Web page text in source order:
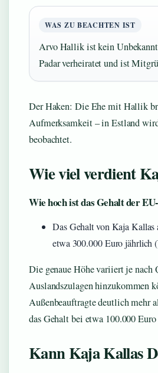
WAS ZU BEACHTEN IST
Arvo Hallik ist kein
Padar verheiratet und ist
Der Haken: Die Ehe mit Hallik
Aufmerksamkeit – in Estland
beobachtet.
Wie viel verdient
Wie hoch ist das Gehalt der
Das Gehalt von Kaja
etwa 300.000 Euro jährlich
Die genaue Höhe variiert je nach
Auslandszulagen hinzukommen
Außenbeauftragte deutlich mehr
das Gehalt bei etwa 100.000
Kann Kaja Kallas